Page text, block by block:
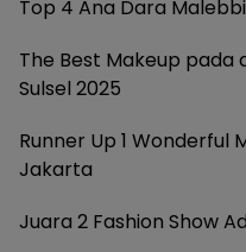
Top 4 Ana Dara
The Best Makeup pada
Sulsel 2025
Runner Up 1 Wonderful
Jakarta
Juara 2 Fashion Show